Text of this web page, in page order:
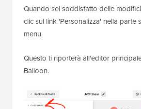
Quando sei soddisfatto delle
clic sul link 'Personalizza' nella parte
menu.
Questo ti riporterà all'editor
Balloon.